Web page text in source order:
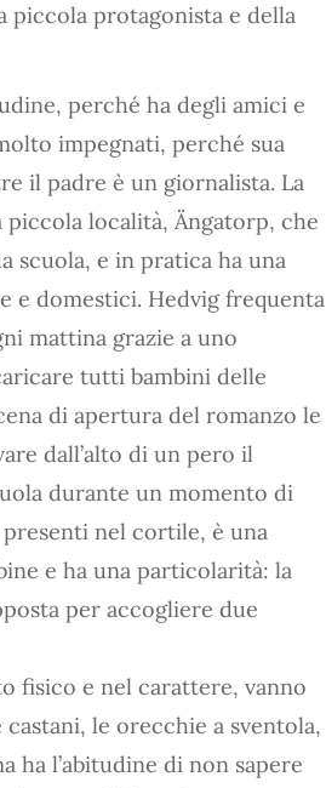
piccola protagonista e della
perché ha degli amici e
impegnati, perché sua
il padre è un giornalista. La
piccola località, Ängatorp, che
scuola, e in pratica ha una
e domestici. Hedvig frequenta
mattina grazie a uno
tutti bambini delle
di apertura del romanzo le
dall’alto di un pero il
durante un momento di
nel cortile, è una
e ha una particolarità: la
per accogliere due
fisico e nel carattere, vanno
le orecchie a sventola,
ha l’abitudine di non sapere